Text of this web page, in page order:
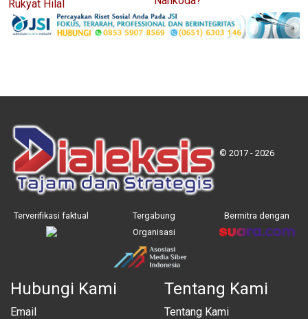
Rukyat Hilal
© 2017 - 2026
Terverifikasi faktual
Tergabung
Organisasi
Bermitra dengan
Hubungi Kami
Email
Tentang Kami
Tentang Kami